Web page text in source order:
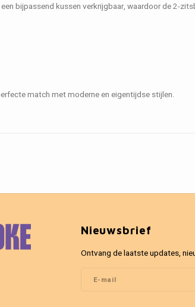
bijpassend kussen verkrijgbaar, waardoor de 2-
match met moderne en eigentijdse stijlen.
Nieuwsbrief
Ontvang de laatste updates,